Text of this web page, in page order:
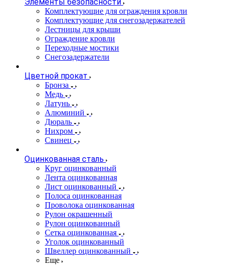
Комплектующие для ограждения кровли
Комплектующие для снегозадержателей
Лестницы для крыши
Ограждение кровли
Переходные мостики
Снегозадержатели
Цветной прокат
Бронза
Медь
Латунь
Алюминий
Дюраль
Нихром
Свинец
Оцинкованная сталь
Круг оцинкованный
Лента оцинкованная
Лист оцинкованный
Полоса оцинкованная
Проволока оцинкованная
Рулон окрашенный
Рулон оцинкованный
Сетка оцинкованная
Уголок оцинкованный
Швеллер оцинкованный
Еще